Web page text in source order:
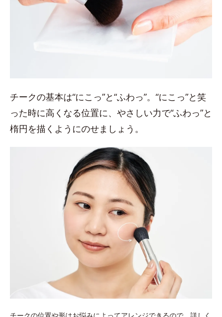
チークの基本は“にこっ”と“ふわっ”。“にこっ”と笑
った時に高くなる位置に、やさしい力で“ふわっ”と
楕円を描くようにのせましょう。
チークの位置や形はお悩みによってアレンジできるので、詳しく